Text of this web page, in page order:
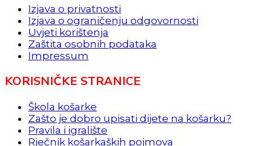
Izjava o privatnosti
Izjava o ograničenju odgovornosti
Uvjeti korištenja
Zaštita osobnih podataka
Impressum
KORISNIČKE STRANICE
Škola košarke
Zašto je dobro upisati dijete na košarku?
Pravila i igralište
Rječnik košarkaških pojmova